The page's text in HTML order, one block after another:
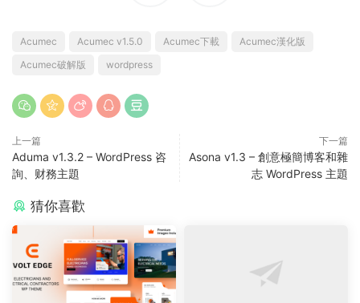
Acumec Acumec v1.5.0 Acumec下載
Acumec漢化版
Acumec破解版
wordpress
上一篇
Aduma v1.3.2 – WordPress 咨
詢、财務主題
下一篇
Asona v1.3 – 創意極簡博客和雜
志 WordPress 主題
猜你喜歡